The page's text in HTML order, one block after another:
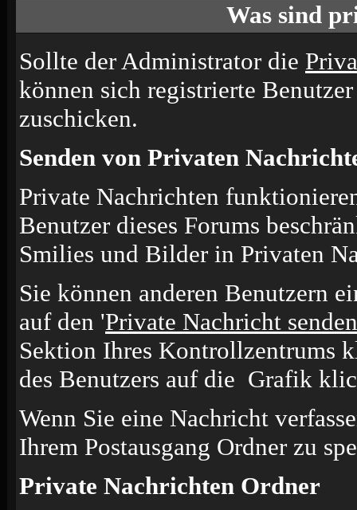
Was sind
Sollte der Administrator die
können sich registrierte
zuschicken.
Senden von Privaten
Private Nachrichten
Benutzer dieses Forums
Smilies und Bilder in Privaten
Sie können anderen Benutzern
auf den 'Private Nachricht senden
Sektion Ihres Kontrollzentrums
des Benutzers auf die Grafik
Wenn Sie eine Nachricht
Ihrem Postausgang Ordner zu
Private Nachrichten Ordner